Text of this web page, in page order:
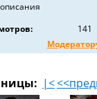
141
|<